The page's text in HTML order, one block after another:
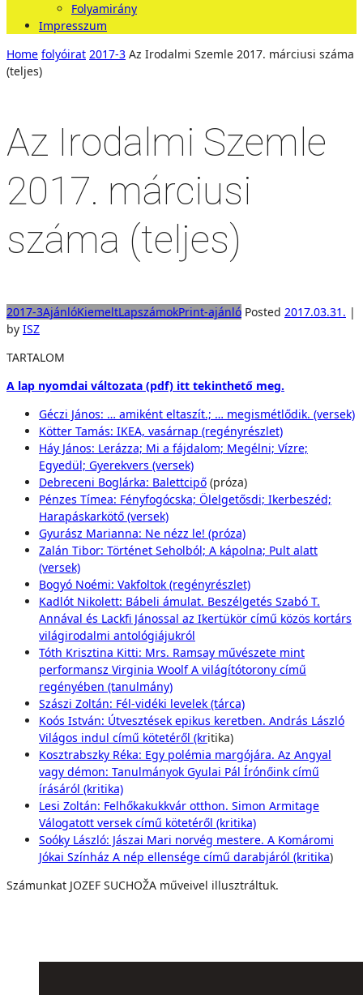
Folyamirány
Impresszum
Home folyóirat 2017-3 Az Irodalmi Szemle 2017. márciusi száma
(teljes)
Az Irodalmi Szemle
2017. márciusi
száma (teljes)
2017-3AjánlóKiemeltLapszámokPrint-ajánló Posted 2017.03.31. |
by ISZ
TARTALOM
A lap nyomdai változata (pdf) itt tekinthető meg.
Géczi János: … amiként eltaszít.; … megismétlődik. (versek)
Kötter Tamás: IKEA, vasárnap (regényrészlet)
Háy János: Lerázza; Mi a fájdalom; Megélni; Vízre;
Egyedül; Gyerekvers (versek)
Debreceni Boglárka: Balettcipő (próza)
Pénzes Tímea: Fényfogócska; Ölelgetősdi; Ikerbeszéd;
Harapáskarkötő (versek)
Gyurász Marianna: Ne nézz le! (próza)
Zalán Tibor: Történet Seholból; A kápolna; Pult alatt
(versek)
Bogyó Noémi: Vakfoltok (regényrészlet)
Kadlót Nikolett: Bábeli ámulat. Beszélgetés Szabó T.
Annával és Lackfi Jánossal az Ikertükör című közös kortárs
világirodalmi antológiájukról
Tóth Krisztina Kitti: Mrs. Ramsay művészete mint
performansz Virginia Woolf A világítótorony című
regényében (tanulmány)
Szászi Zoltán: Fél-vidéki levelek (tárca)
Koós István: Útvesztések epikus keretben. András László
Világos indul című kötetéről (kritika)
Kosztrabszky Réka: Egy polémia margójára. Az Angyal
vagy démon: Tanulmányok Gyulai Pál Írónőink című
írásáról (kritika)
Lesi Zoltán: Felhőkakukkvár otthon. Simon Armitage
Válogatott versek című kötetéről (kritika)
Soóky László: Jászai Mari norvég mestere. A Komáromi
Jókai Színház A nép ellensége című darabjáról (kritika)
Számunkat JOZEF SUCHOŽA műveivel illusztráltuk.